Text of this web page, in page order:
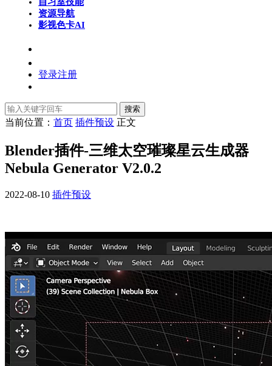
资源导航
影视色卡AI
登录注册
搜索
当前位置： 首页 插件预设 正文
Blender插件-三维太空璀璨星云生成器
Nebula Generator V2.0.2
2022-08-10 插件预设